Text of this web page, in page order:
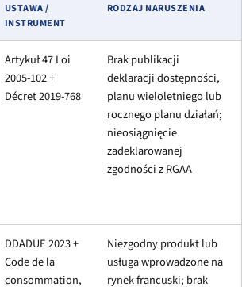
USTAWA /
INSTRUMENT
RODZAJ NARUSZENIA
Artykuł 47 Loi
2005-102 +
Décret 2019-768
Brak publikacji
deklaracji dostępności,
planu wieloletniego lub
rocznego planu działań;
nieosiągnięcie
zadeklarowanej
zgodności z RGAA
DDADUE 2023 +
Code de la
consommation,
Niezgodny produkt lub
usługa wprowadzone na
rynek francuski; brak